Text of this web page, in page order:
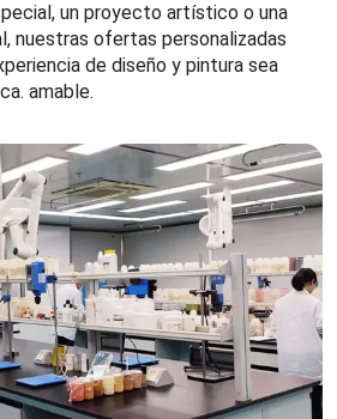
un proyecto artístico o una
nuestras ofertas personalizadas
de diseño y pintura sea
amable.